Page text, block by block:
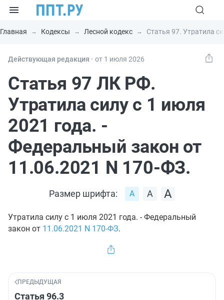
Главная Кодексы Лесной кодекс Статья 97. Утратила
Действующая редакция ⸱ от 1 июля 2026
Статья 97 ЛК РФ.
Утратила силу с 1 июля
2021 года. -
Федеральный закон от
11.06.2021 N 170-ФЗ.
Размер шрифта:
Утратила силу с 1 июля 2021 года. - Федеральный
закон от 11.06.2021 N 170-ФЗ.
ПРЕДЫДУЩАЯ
Статья 96.3